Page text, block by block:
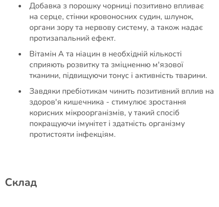
Добавка з порошку чорниці позитивно впливає
на серце, стінки кровоносних судин, шлунок,
органи зору та нервову систему, а також надає
протизапальний ефект.
Вітамін А та ніацин в необхідній кількості
сприяють розвитку та зміцненню м'язової
тканини, підвищуючи тонус і активність тварини.
Завдяки пребіотикам чинить позитивний вплив на
здоров'я кишечника - стимулює зростання
корисних мікроорганізмів, у такий спосіб
покращуючи імунітет і здатність організму
протистояти інфекціям.
Cклад